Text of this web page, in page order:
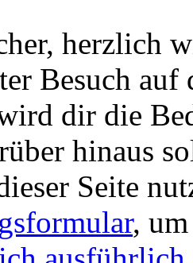
herzlich
Besuch
dir die
hinaus
Seite
,